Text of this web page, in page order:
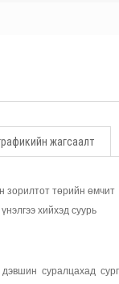
жагсаалт
зорилтот төрийн өмчит
хийхэд суурь
суралцахад